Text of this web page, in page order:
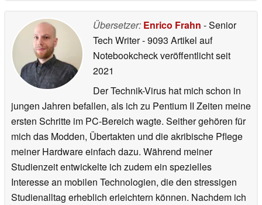
Übersetzer: Enrico Frahn - Senior
Tech Writer- 9093 Artikel auf
Notebookcheck veröffentlichtseit
2021
Der Technik-Virus hat mich schon in
jungen Jahren befallen, als ich zu Pentium II Zeiten meine
ersten Schritte im PC-Bereich wagte. Seither gehören für
mich das Modden, Übertakten und die akribische Pflege
meiner Hardware einfach dazu. Während meiner
Studienzeit entwickelte ich zudem ein spezielles
Interesse an mobilen Technologien, die den stressigen
Studienalltag erheblich erleichtern können. Nachdem ich